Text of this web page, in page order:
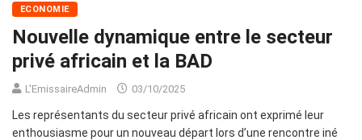
ECONOMIE
Nouvelle dynamique entre le secteur
privé africain et la BAD
L'EmissaireAdmin 03/10/2025
Les représentants du secteur privé africain ont exprimé leur
enthousiasme pour un nouveau départ lors d’une rencontre iné